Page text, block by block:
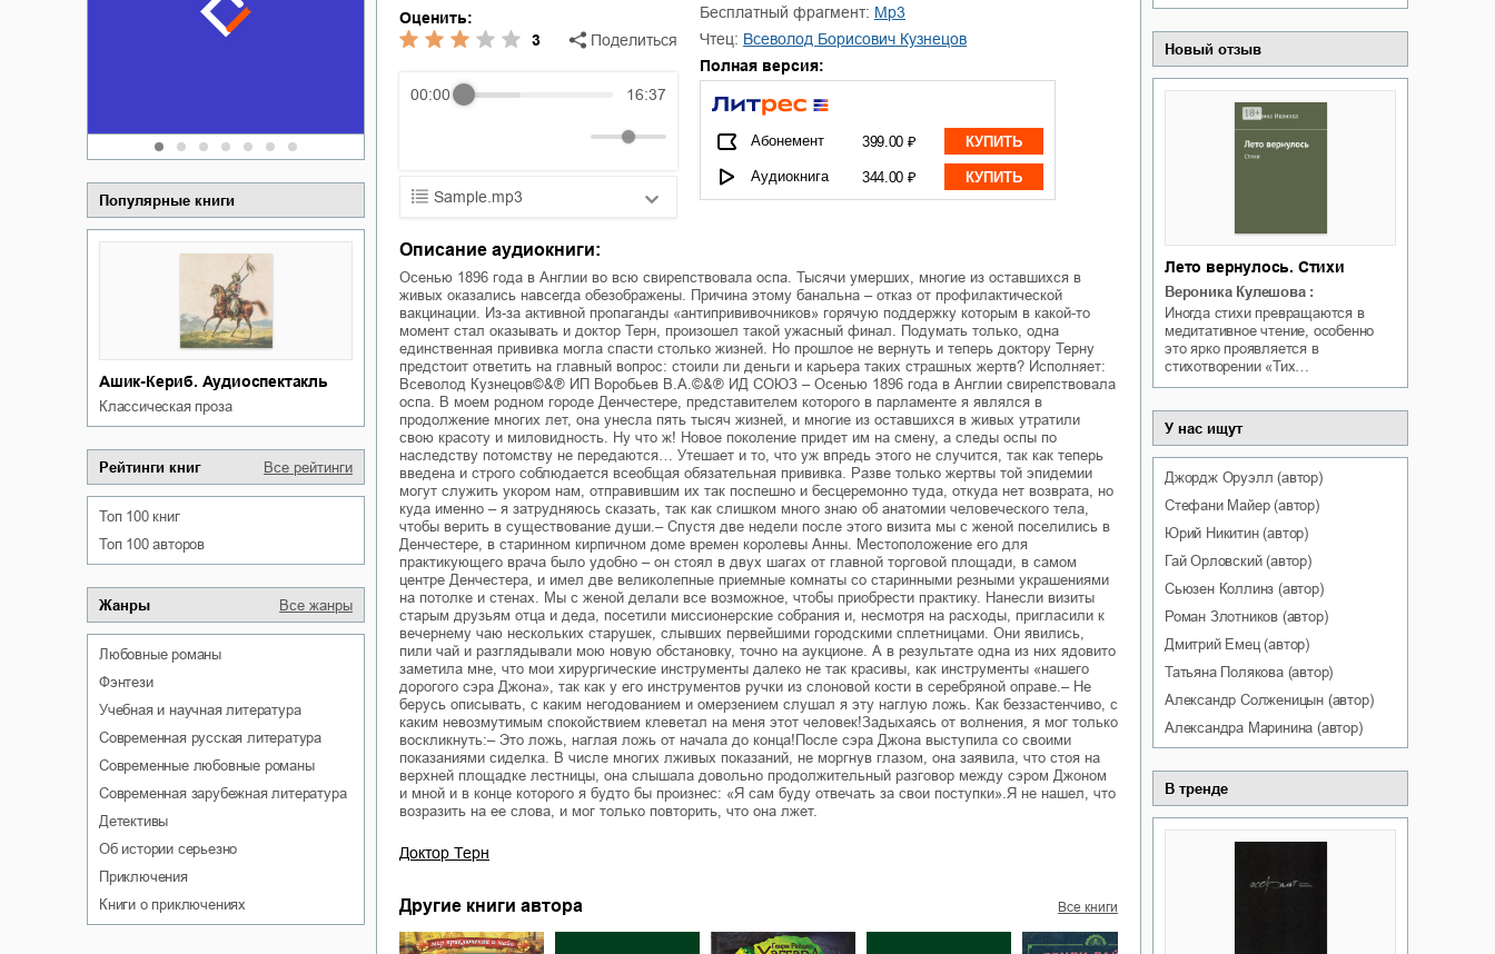
Сергей Николаевич Сидоренко
области
Сергей Николаевич Сидоренко
Популярные книги
Ашик-Кериб. Аудиоспектакль
классическая проза
Рейтинги книг Все рейтинги
Топ 100 книг
Топ 100 авторов
Жанры Все жанры
любовные романы
фэнтези
учебная и научная литература
современная русская литература
современные любовные романы
современная зарубежная литература
детективы
об истории серьезно
приключения
книги о приключениях
Оценить:
3
Поделиться
00:00 16:37
Sample.mp3
02.mp3 20:50
03.mp3 14:00
Бесплатный фрагмент:
mp3
Чтец:
Всеволод Борисович Кузнецов
Полная версия:
Абонемент 399.00 ₽ КУПИТЬ
Аудиокнига 344.00 ₽ КУПИТЬ
Описание аудиокниги:
Осенью 1896 года в Англии во всю свирепствовала оспа. Тысячи умерших, многие из оставшихся в
живых оказались навсегда обезображены. Причина этому банальна – отказ от профилактической
вакцинации. Из-за активной пропаганды «антипрививочников» горячую поддержку которым в какой-то
момент стал оказывать и доктор Терн, произошел такой ужасный финал. Подумать только, одна
единственная прививка могла спасти столько жизней. Но прошлое не вернуть и теперь доктору Терну
предстоит ответить на главный вопрос: стоили ли деньги и карьера таких страшных жертв? Исполняет:
Всеволод Кузнецов©&℗ ИП Воробьев В.А.©&℗ ИД СОЮЗ – Осенью 1896 года в Англии свирепствовала
оспа. В моем родном городе Денчестере, представителем которого в парламенте я являлся в
продолжение многих лет, она унесла пять тысяч жизней, и многие из оставшихся в живых утратили
свою красоту и миловидность. Ну что ж! Новое поколение придет им на смену, а следы оспы по
наследству потомству не передаются… Утешает и то, что уж впредь этого не случится, так как теперь
введена и строго соблюдается всеобщая обязательная прививка. Разве только жертвы той эпидемии
могут служить укором нам, отправившим их так поспешно и бесцеремонно туда, откуда нет возврата, но
куда именно – я затрудняюсь сказать, так как слишком много знаю об анатомии человеческого тела,
чтобы верить в существование души.– Спустя две недели после этого визита мы с женой поселились в
Денчестере, в старинном кирпичном доме времен королевы Анны. Местоположение его для
практикующего врача было удобно – он стоял в двух шагах от главной торговой площади, в самом
центре Денчестера, и имел две великолепные приемные комнаты со старинными резными украшениями
на потолке и стенах. Мы с женой делали все возможное, чтобы приобрести практику. Нанесли визиты
старым друзьям отца и деда, посетили миссионерские собрания и, несмотря на расходы, пригласили к
вечернему чаю нескольких старушек, слывших первейшими городскими сплетницами. Они явились,
пили чай и разглядывали мою новую обстановку, точно на аукционе. А в результате одна из них ядовито
заметила мне, что мои хирургические инструменты далеко не так красивы, как инструменты «нашего
дорогого сэра Джона», так как у его инструментов ручки из слоновой кости в серебряной оправе.– Не
берусь описывать, с каким негодованием и омерзением слушал я эту наглую ложь. Как беззастенчиво, с
каким невозмутимым спокойствием клеветал на меня этот человек!Задыхаясь от волнения, я мог только
воскликнуть:– Это ложь, наглая ложь от начала до конца!После сэра Джона выступила со своими
показаниями сиделка. В числе многих лживых показаний, не моргнув глазом, она заявила, что стоя на
верхней площадке лестницы, она слышала довольно продолжительный разговор между сэром Джоном
и мной и в конце которого я будто бы произнес: «Я сам буду отвечать за свои поступки».Я не нашел, что
возразить на ее слова, и мог только повторить, что она лжет.
Доктор Терн
Другие книги автора Все книги
Новый отзыв
Лето вернулось. Стихи
Вероника Кулешова :
Иногда стихи превращаются в
медитативное чтение, особенно
это ярко проявляется в
стихотворении «Тих…
У нас ищут
Джордж Оруэлл (автор)
Стефани Майер(автор)
Юрий Никитин(автор)
Гай Орловский(автор)
Сьюзен Коллинз (автор)
Роман Злотников (автор)
Дмитрий Емец(автор)
Татьяна Полякова(автор)
Александр Солженицын (автор)
Александра Маринина (автор)
В тренде